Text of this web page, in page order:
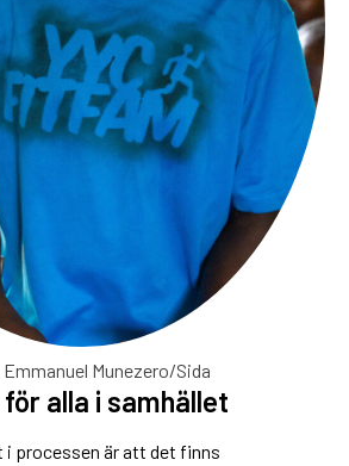
Munezero/Sida
alla i samhället
processen är att det finns